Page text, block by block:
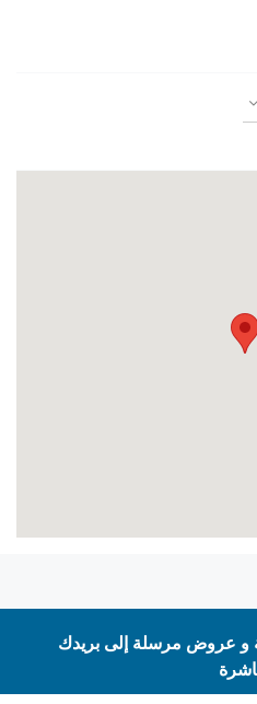
و عروض مرسلة إلى بريدك